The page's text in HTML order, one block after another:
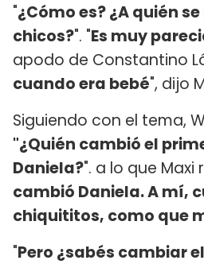
"¿Cómo es? ¿A quién
chicos?". "Es muy
apodo de Constantino
cuando era bebé", dijo
Siguiendo con el tema,
"¿Quién cambió el
Daniela?". a lo que Maxi
cambió Daniela. A mí,
chiquititos, como que
"Pero ¿sabés cambiar